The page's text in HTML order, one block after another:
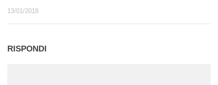
13/01/2018
RISPONDI